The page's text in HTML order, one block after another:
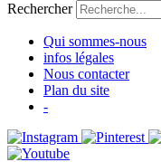
Rechercher
Qui sommes-nous
infos légales
Nous contacter
Plan du site
-